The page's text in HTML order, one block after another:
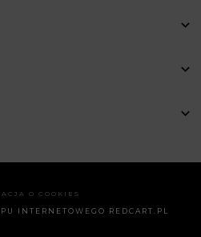
O COOKIES
INTERNETOWEGO REDCART.PL